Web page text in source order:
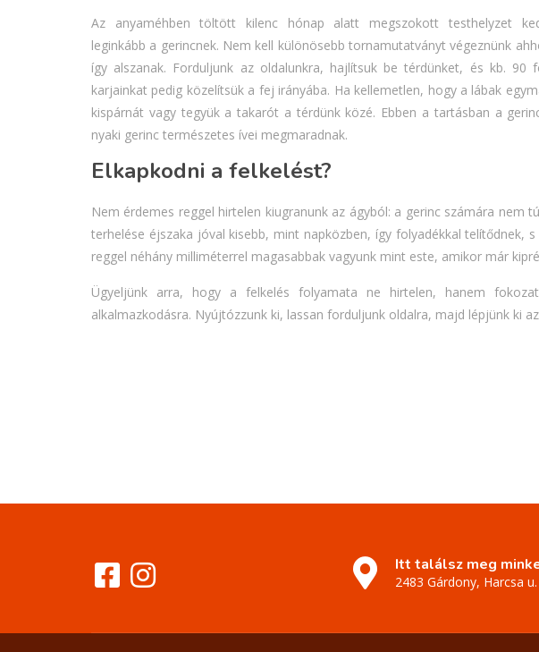
Az anyaméhben töltött kilenc hónap alatt megszokott testhelyzet
leginkább a gerincnek. Nem kell különösebb tornamutatványt végeznünk
így alszanak. Forduljunk az oldalunkra, hajlítsuk be térdünket, és kb.
karjainkat pedig közelítsük a fej irányába. Ha kellemetlen, hogy a lábak
kispárnát vagy tegyük a takarót a térdünk közé. Ebben a tartásban a
nyaki gerinc természetes ívei megmaradnak.
Elkapkodni a felkelést?
Nem érdemes reggel hirtelen kiugranunk az ágyból: a gerinc számára
terhelése éjszaka jóval kisebb, mint napközben, így folyadékkal telítődnek,
reggel néhány milliméterrel magasabbak vagyunk mint este, amikor már
Ügyeljünk arra, hogy a felkelés folyamata ne hirtelen, hanem
alkalmazkodásra. Nyújtózzunk ki, lassan forduljunk oldalra, majd lépjünk ki
Itt találsz meg
2483 Gárdony, Harcsa u.